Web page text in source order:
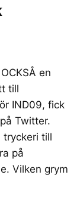
en
till
IND09, fick
Twitter.
tryckeri till
på
Vilken grym